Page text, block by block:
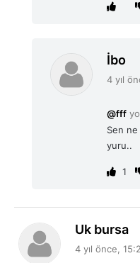
İbo
k
4 yıl
@fff
Sen
yuru..
1
Uk bursa
4 yıl önce,